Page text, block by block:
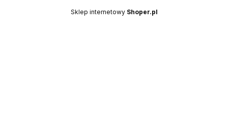
Sklep internetowy Shoper.pl